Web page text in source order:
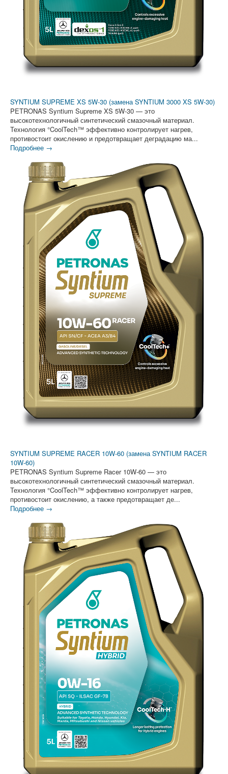
SYNTIUM SUPREME XS 5W-30 (замена SYNTIUM 3000 XS 5W-30)
PETRONAS Syntium Supreme XS 5W-30 — это
высокотехнологичный синтетический смазочный материал.
Технология °CoolTech™ эффективно контролирует нагрев,
противостоит окислению и предотвращает деградацию ма...
Подробнее →
SYNTIUM SUPREME RACER 10W-60 (замена SYNTIUM RACER
10W-60)
PETRONAS Syntium Supreme Racer 10W-60 — это
высокотехнологичный синтетический смазочный материал.
Технология °CoolTech™ эффективно контролирует нагрев,
противостоит окислению, а также предотвращает де...
Подробнее →